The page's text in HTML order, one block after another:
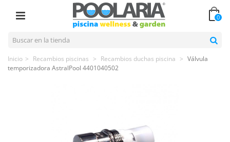
0
Inicio > Recambios piscinas > Recambios duchas piscina > Válvula
temporizadora AstralPool 4401040502